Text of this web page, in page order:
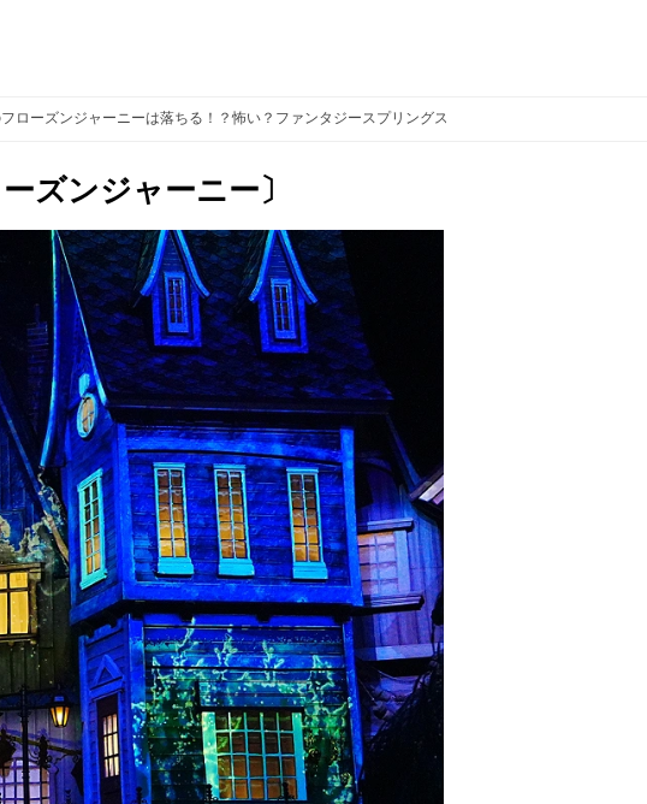
ローズンジャーニーは落ちる！？怖い？ファンタジースプリングスのアナ雪アトラクション
ズンジャーニー〕